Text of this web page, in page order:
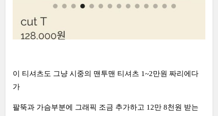
이 티셔츠도 그냥 시중의 맨투맨 티셔츠 1~2만원 짜리에다
가
팔뚝과 가슴부분에 그래픽 조금 추가하고 12만 8천원 받는